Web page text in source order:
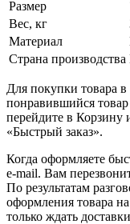
Размер
Вес, кг
Материал
Страна производства
Для покупки товара
понравившийся товар
перейдите в Корзину
«Быстрый заказ».
Когда оформляете
e-mail. Вам
По результатам
оформления товара
только ждать